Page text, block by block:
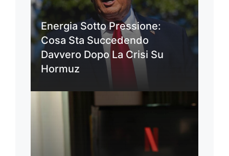
Energia Sotto Pressione:
Cosa Sta Succedendo
Davvero Dopo La Crisi Su
Hormuz